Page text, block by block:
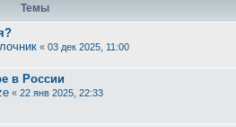
Темы
« 03 дек 2025, 11:00
в России
« 22 янв 2025, 22:33